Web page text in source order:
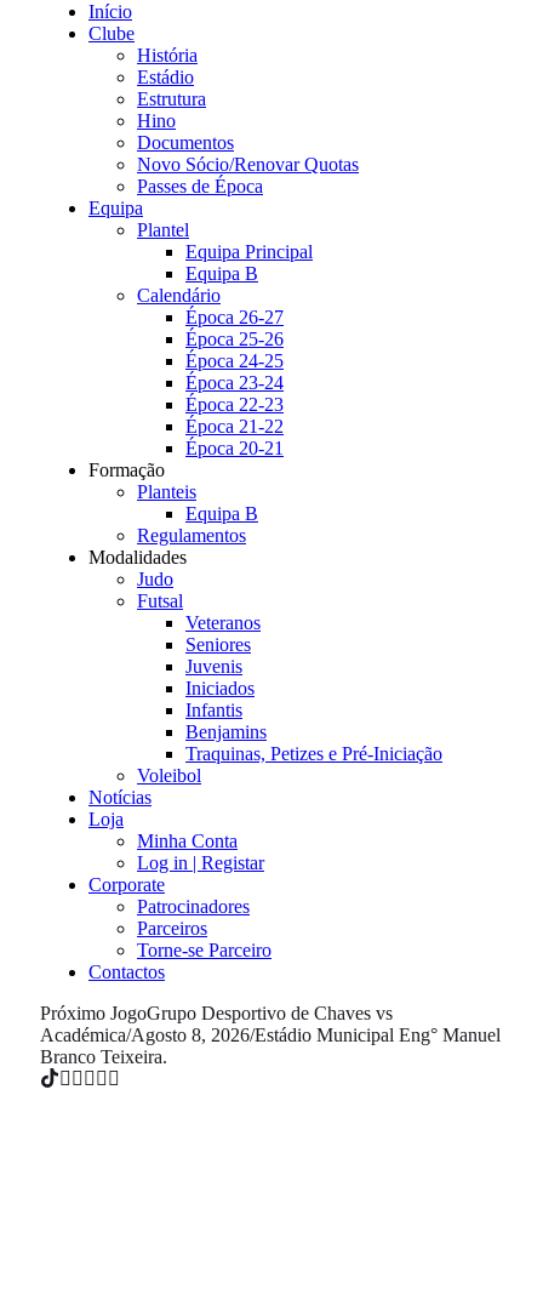
Início
Clube
História
Estádio
Estrutura
Hino
Documentos
Novo Sócio/Renovar Quotas
Passes de Época
Equipa
Plantel
Equipa Principal
Equipa B
Calendário
Época 26-27
Época 25-26
Época 24-25
Época 23-24
Época 22-23
Época 21-22
Época 20-21
Formação
Planteis
Equipa B
Regulamentos
Modalidades
Judo
Futsal
Veteranos
Seniores
Juvenis
Iniciados
Infantis
Benjamins
Traquinas, Petizes e Pré-Iniciação
Voleibol
Notícias
Loja
Minha Conta
Log in | Registar
Corporate
Patrocinadores
Parceiros
Torne-se Parceiro
Contactos
Próximo JogoGrupo Desportivo de Chaves vs
Académica/Agosto 8, 2026/Estádio Municipal Eng° Manuel
Branco Teixeira.